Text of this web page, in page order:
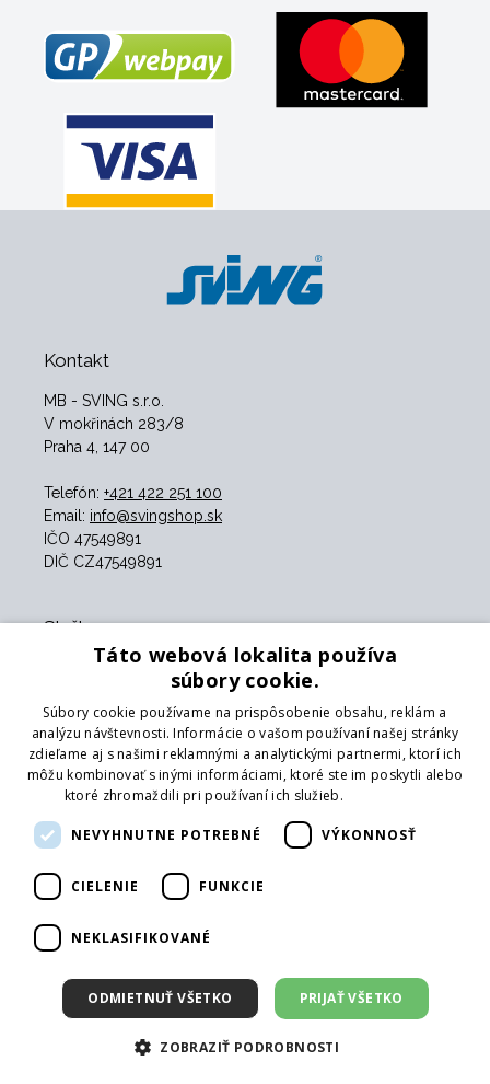
Kontakt
MB - SVING s.r.o.
V mokřinách 283/8
Praha 4, 147 00
Telefón: +421 422 251 100
Email: info@svingshop.sk
IČO 47549891
DIČ CZ47549891
Služby
Showroom
Logovanie
Poradenstvo
Platobné metódy
Platba vopred na účet
Pobočky
Centrálny sklad
Táto webová lokalita používa
súbory cookie.
Súbory cookie používame na prispôsobenie obsahu, reklám a
analýzu návštevnosti. Informácie o vašom používaní našej stránky
zdieľame aj s našimi reklamnými a analytickými partnermi, ktorí ich
môžu kombinovať s inými informáciami, ktoré ste im poskytli alebo
ktoré zhromaždili pri používaní ich služieb.
NEVYHNUTNE POTREBNÉ VÝKONNOSŤ
CIELENIE FUNKCIE
NEKLASIFIKOVANÉ
PRIJAŤ VŠETKO
ODMIETNUŤ VŠETKO
ZOBRAZIŤ PODROBNOSTI